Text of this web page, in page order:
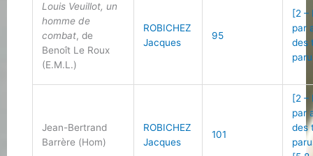
Louis Veuillot, un
homme de
combat, de
Benoît Le Roux
(E.M.L.)
ROBICHEZ
Jacques
95
[2 –
par
des
Jean-Bertrand
Barrère (Hom)
ROBICHEZ
Jacques
101
[2 –
par
des